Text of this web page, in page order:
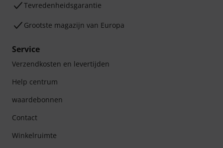
Tevredenheidsgarantie
Grootste magazijn van Europa
Service
Verzendkosten en levertijden
Help centrum
waardebonnen
Contact
Winkelruimte